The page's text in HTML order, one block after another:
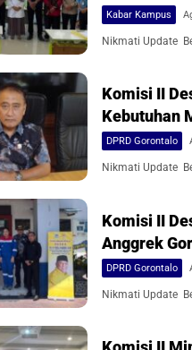
Kabar Kampus
Nikmati Update
Komisi II
Kebutuhan
DPRD Gorontalo
Nikmati Update
Komisi II
Anggrek
DPRD Gorontalo
Nikmati Update